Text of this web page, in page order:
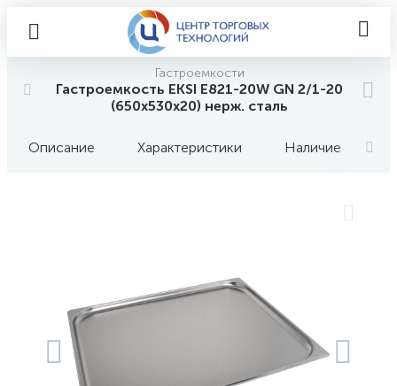
Гастроемкости
Гастроемкость EKSI E821-20W GN 2/1-20
(650х530х20) нерж. сталь
Описание Характеристики Наличие